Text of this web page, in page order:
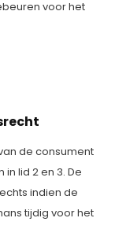
voor het
de consument
lid 2 en 3. De
indien de
tijdig voor het